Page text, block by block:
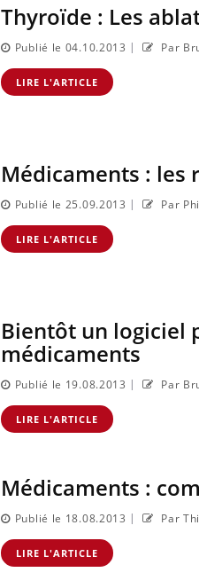
Thyroïde : Les
Publié le 04.10.2013 | Par
LIRE L'ARTICLE
Médicaments : les
Publié le 25.09.2013 | Par
LIRE L'ARTICLE
Bientôt un logiciel
médicaments
Publié le 19.08.2013 | Par
LIRE L'ARTICLE
Médicaments :
Publié le 18.08.2013 | Par
LIRE L'ARTICLE